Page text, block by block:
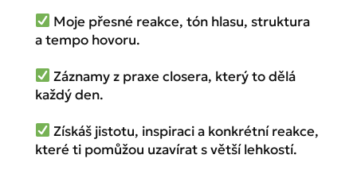
Moje přesné reakce, tón hlasu, struktura
a tempo hovoru.
Záznamy z praxe closera, který to dělá
každý den.
Získáš jistotu, inspiraci a konkrétní reakce,
které ti pomůžou uzavírat s větší lehkostí.